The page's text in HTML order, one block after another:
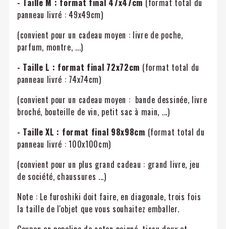
- Taille M : format final 47x47cm (format total du
panneau livré : 49x49cm)
(convient pour un cadeau moyen : livre de poche,
parfum, montre, ...)
- Taille L : format final 72x72cm (format total du
panneau livré : 74x74cm)
(convient pour un cadeau moyen : bande dessinée, livre
broché, bouteille de vin, petit sac à main, ...)
- Taille XL : format final 98x98cm (format total du
panneau livré : 100x100cm)
(convient pour un plus grand cadeau : grand livre, jeu
de société, chaussures ...)
Note : Le furoshiki doit faire, en diagonale, trois fois
la taille de l'objet que vous souhaitez emballer.